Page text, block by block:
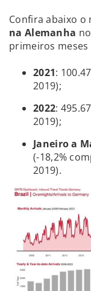
Confira abaixo o
na Alemanha
primeiros meses
2021:
2019);
2022:
2019);
Janeiro a
(-18,2%
2019).